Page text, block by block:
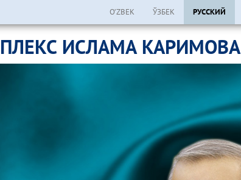
O’ZBEK ЎЗБЕК РУССКИЙ
ИСЛАМА КАРИМОВА